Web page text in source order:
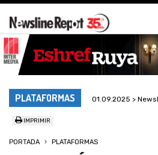
PLATAFORMAS 01.09.2025 >
IMPRIMIR
PORTADA PLATAFORMAS